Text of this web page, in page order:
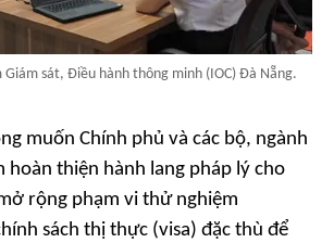
sát, Điều hành thông minh (IOC) Đà Nẵng.
muốn Chính phủ và các bộ, ngành
hoàn thiện hành lang pháp lý cho
rộng phạm vi thử nghiệm
sách thị thực (visa) đặc thù để